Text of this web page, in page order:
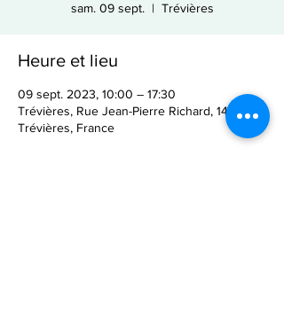
sam. 09 sept.
  |
Trévières
Heure et lieu
09 sept. 2023, 10:00 – 17:30
Trévières, Rue Jean-Pierre Richard, 14710
Trévières, France